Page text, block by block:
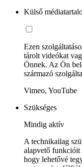
Külső
Ezen
tárolt videókat
Önnek. Az Ön
származó
Vimeo, YouTube
Szükséges
Mindig aktív
A technikailag
alapvető funkcióit
hogy lehetővé